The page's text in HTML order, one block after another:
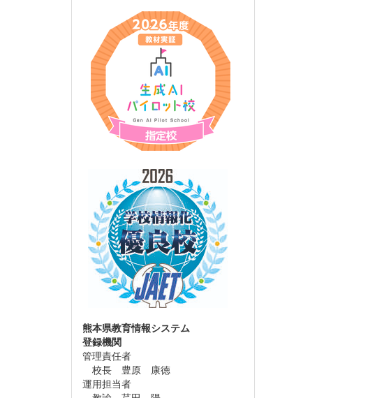
熊本県教育情報システム
登録機関
管理責任者
校長 豊原 康徳
運用担当者